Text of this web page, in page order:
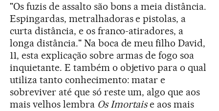
"Os fuzis de assalto são bons a meia distância.
Espingardas, metralhadoras e pistolas, a
curta distância, e os franco-atiradores, a
longa distância." Na boca de meu filho David,
11, esta explicação sobre armas de fogo soa
inquietante. E também o objetivo para o qual
utiliza tanto conhecimento: matar e
sobreviver até que só reste um, algo que aos
mais velhos lembra Os Imortaise aos mais